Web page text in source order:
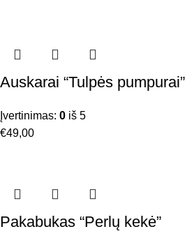
Auskarai “Tulpės pumpurai”
Įvertinimas: 0 iš 5
€49,00
Pakabukas “Perlų kekė”